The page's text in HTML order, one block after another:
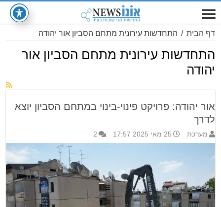
דף הבית / התחדשות עירונית מתחם הסביון אור יהודה
התחדשות עירונית מתחם הסביון אור
יהודה
אור יהודה: פרויקט פינוי-בינוי במתחם הסביון יוצא
לדרך
מערכת 25 מאי 2025 17:57 2